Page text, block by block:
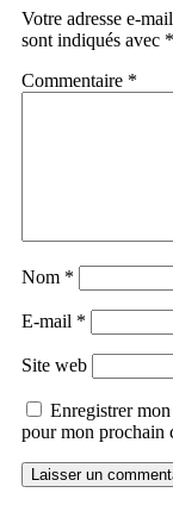
Votre adresse e-
sont indiqués avec *
Commentaire *
Nom *
E-mail *
Site web
Enregistrer
pour mon prochain